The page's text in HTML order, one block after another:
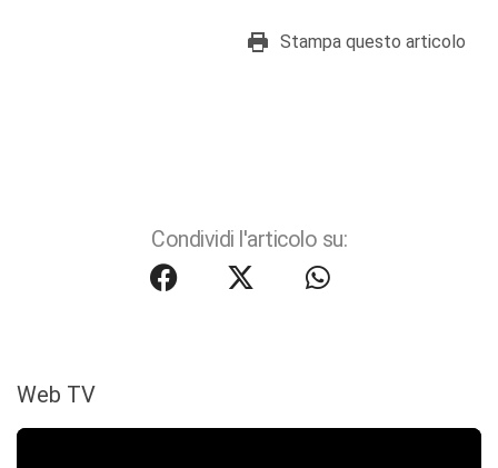
Stampa questo articolo
Condividi l'articolo su:
Web TV